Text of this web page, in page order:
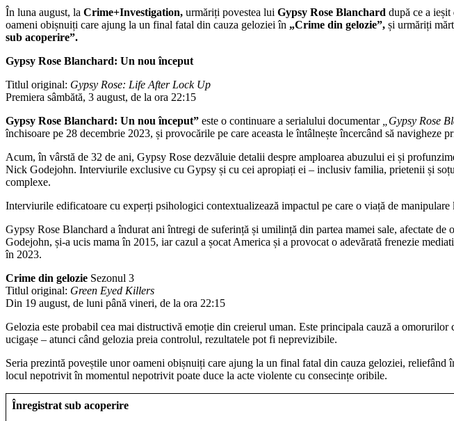
titlurile
lunii
august
Crime+Investigation
În luna august, la Crime+Investigation, urmăriți povestea lui Gypsy Rose Blanchard după ce a
oameni obișnuiți care ajung la un final fatal din cauza geloziei în „Crime din gelozie”, și urmăriți
sub acoperire”.
Gypsy Rose Blanchard: Un nou început
Titlul original: Gypsy Rose: Life After Lock Up
Premiera sâmbătă, 3 august, de la ora 22:15
Gypsy Rose Blanchard: Un nou început” este o continuare a serialului documentar„Gypsy Rose
închisoare pe 28 decembrie 2023, și provocările pe care aceasta le întâlnește încercând să navigheze
Acum, în vârstă de 32 de ani, Gypsy Rose dezvăluie detalii despre amploarea abuzului ei și
Nick Godejohn. Interviurile exclusive cu Gypsy și cu cei apropiați ei – inclusiv familia, prietenii și
complexe.
Interviurile edificatoare cu experți psihologici contextualizează impactul pe care o viață de
Gypsy Rose Blanchard a îndurat ani întregi de suferință și umilință din partea mamei sale, afectate
Godejohn, și-a ucis mama în 2015, iar cazul a șocat America și a provocat o adevărată frenezie
în 2023.
Crime din gelozie Sezonul 3
Titlul original: Green Eyed Killers
Din 19 august, de luni până vineri, de la ora 22:15
Gelozia este probabil cea mai distructivă emoție din creierul uman. Este principala cauză a
ucigașe – atunci când gelozia preia controlul, rezultatele pot fi neprevizibile.
Seria prezintă poveștile unor oameni obișnuiți care ajung la un final fatal din cauza geloziei,
locul nepotrivit în momentul nepotrivit poate duce la acte violente cu consecințe oribile.
Înregistrat sub acoperire